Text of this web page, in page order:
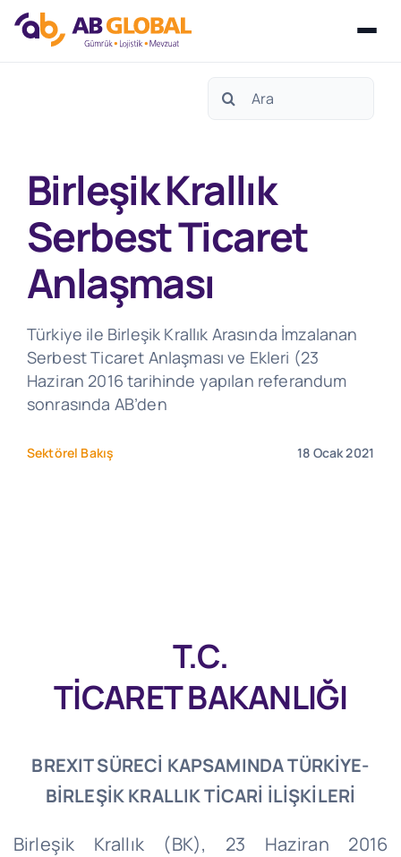
Search
Birleşik Krallık
Serbest Ticaret
Anlaşması
Türkiye ile Birleşik Krallık Arasında İmzalanan
Serbest Ticaret Anlaşması ve Ekleri (23
Haziran 2016 tarihinde yapılan referandum
sonrasında AB’den
Sektörel Bakış 18 Ocak 2021
T.C.
TİCARET BAKANLIĞI
BREXIT SÜRECİ KAPSAMINDA TÜRKİYE-
BİRLEŞİK KRALLIK TİCARİ İLİŞKİLERİ
Birleşik Krallık (BK), 23 Haziran 2016